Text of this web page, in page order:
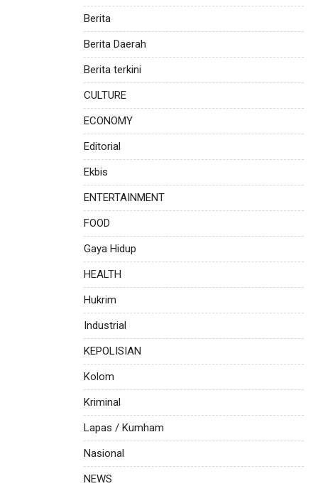
Berita
Berita Daerah
Berita terkini
CULTURE
ECONOMY
Editorial
Ekbis
ENTERTAINMENT
FOOD
Gaya Hidup
HEALTH
Hukrim
Industrial
KEPOLISIAN
Kolom
Kriminal
Lapas / Kumham
Nasional
NEWS